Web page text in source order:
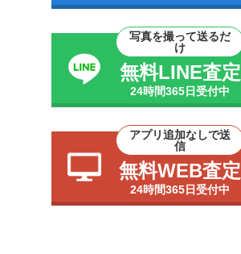
写真を撮って送るだ
け
無料LINE査定
24時間365日受付中
アプリ追加なしで送
信
無料WEB査定
24時間365日受付中